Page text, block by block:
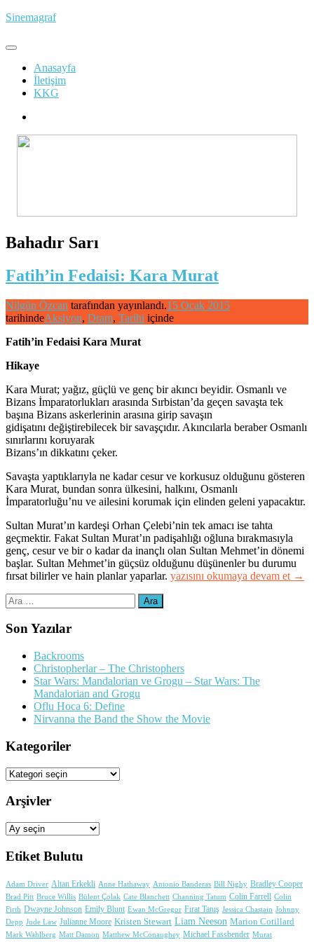
İçeriğe
Sinemagraf
Anasayfa
İletişim
KKG
Bahadır Sarı
Fatih’in Fedaisi: Kara Murat
Nilgün Özcan tarafından yayınlandı.15 Ocak 2015
tarihindeAksiyon, Dram, Tarihi içinde
Fatih’in Fedaisi Kara Murat
Hikaye
Kara Murat; yağız, güçlü ve genç bir akıncı beyidir. Osmanlı ve
Bizans İmparatorlukları arasında Sırbistan’da geçen savaşta tek
başına Bizans askerlerinin arasına girip savaşın
gidişatını değiştirebilecek bir savaşçıdır. Akıncılarla beraber Osmanlı
sınırlarını koruyarak
Bizans’ın dikkatını çeker.
Savaşta yaptıklarıyla ne kadar cesur ve korkusuz olduğunu gösteren
Kara Murat, bundan sonra ülkesini, halkını, Osmanlı
İmparatorluğu’nu ve ailesini korumak için elinden geleni yapacaktır.
Sultan Murat’ın kardeşi Orhan Çelebi’nin tek amacı ise tahta
geçmektir. Fakat Sultan Murat’ın padişahlığı oğluna bırakmasıyla
genç, cesur ve bir o kadar da inançlı olan Sultan Mehmet’in dönemi
başlar. Sultan Mehmet’in güçsüz olduğunu düşünenler bu durumu
fırsat bilirler ve hain planlar yaparlar. “Fatih’in
yazısını okumaya devam et →
Arama:
Son Yazılar
Backrooms
Christopherlar – The Christophers
Star Wars: Mandalorian ve Grogu – Star Wars: The
Mandalorian and Grogu
Oflu Hoca 6: Define
Nirvanna the Band the Show the Movie
Kategoriler
Kategoriler
Arşivler
Arşivler
Etiket Bulutu
Adam Driver Altan Erkekli Anne Hathaway Antonio Banderas Bill Nighy Bradley Cooper
Brad Pitt Bruce Willis Bülent Çolak Cate Blanchett Channing Tatum Colin Farrell Colin
Firth Dwayne Johnson Emily Blunt Ewan McGregor Fırat Tanış Jessica Chastain Johnny
Depp Jude Law Julianne Moore Kristen Stewart Liam Neeson Marion Cotillard
Mark Wahlberg Matt Damon Matthew McConaughey Michael Fassbender Murat